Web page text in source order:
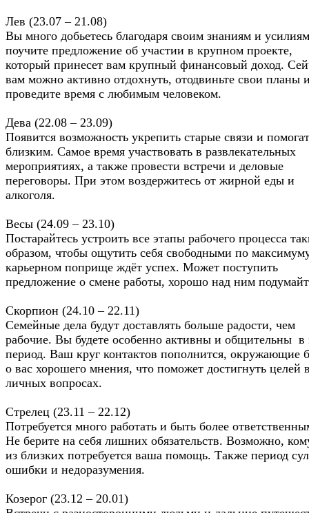
Лев (23.07 – 21.08)
Вы много добьетесь благодаря своим знаниям и
поучите предложение об участии в крупном проекте,
который принесет вам крупный финансовый доход.
вам можно активно отдохнуть, отодвиньте свои планы
проведите время с любимым человеком.
Дева (22.08 – 23.09)
Появится возможность укрепить старые связи и
близким. Самое время участвовать в развлекательных
мероприятиях, а также провести встречи и деловые
переговоры. При этом воздержитесь от жирной еды и
алкоголя.
Весы (24.09 – 23.10)
Постарайтесь устроить все этапы рабочего процесса
образом, чтобы ощутить себя свободными по
карьерном поприще ждёт успех. Может поступить
предложение о смене работы, хорошо над ним
Скорпион (24.10 – 22.11)
Семейные дела будут доставлять больше радости, чем
рабочие. Вы будете особенно активны и общительны в
период. Ваш круг контактов пополнится, окружающие
о вас хорошего мнения, что поможет достигнуть целей
личных вопросах.
Стрелец (23.11 – 22.12)
Потребуется много работать и быть более
Не берите на себя лишних обязательств. Возможно,
из близких потребуется ваша помощь. Также период
ошибки и недоразумения.
Козерог (23.12 – 20.01)